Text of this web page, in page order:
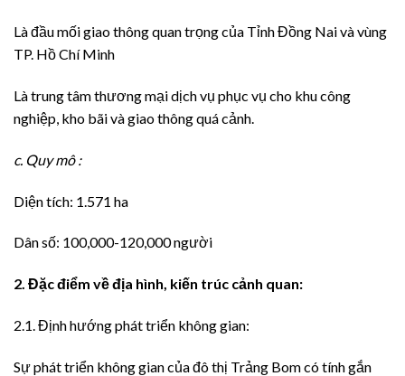
Là đầu mối giao thông quan trọng của Tỉnh Đồng Nai và vùng
TP. Hồ Chí Minh
Là trung tâm thương mại dịch vụ phục vụ cho khu công
nghiệp, kho bãi và giao thông quá cảnh.
c. Quy mô :
Diện tích: 1.571 ha
Dân số: 100,000-120,000 người
2. Đặc điểm về địa hình, kiến trúc cảnh quan:
2.1. Định hướng phát triển không gian:
Sự phát triển không gian của đô thị Trảng Bom có tính gắn